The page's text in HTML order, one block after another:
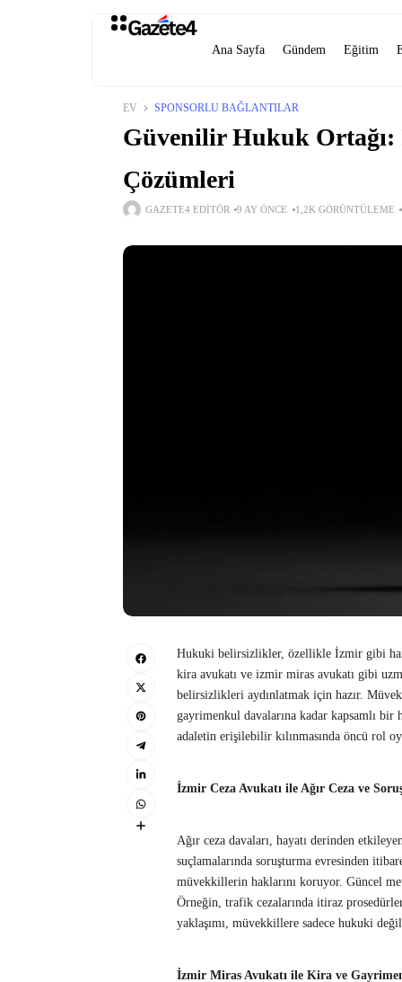
Ana Sayfa Gündem Eğitim
EV SPONSORLU BAĞLANTILAR
Güvenilir Hukuk Ortağı:
Çözümleri
GAZETE4 EDITÖR 9 AY ÖNCE 1,2K GÖRÜNTÜLEME
Hukuki belirsizlikler, özellikle İzmir gibi
kira avukatı ve izmir miras avukatı gibi
belirsizlikleri aydınlatmak için hazır.
gayrimenkul davalarına kadar kapsamlı
adaletin erişilebilir kılınmasında öncü rol
İzmir Ceza Avukatı ile Ağır Ceza ve
Ağır ceza davaları, hayatı derinden
suçlamalarında soruşturma evresinden
müvekkillerin haklarını koruyor. Güncel
Örneğin, trafik cezalarında itiraz
yaklaşımı, müvekkillere sadece hukuki
İzmir Miras Avukatı ile Kira ve